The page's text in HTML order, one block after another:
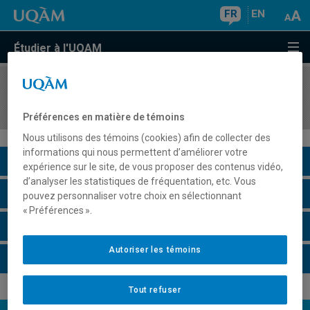
FR EN
Étudier à l'UQAM
COURS//
Description du cours
Horaire - Été 2026
Préférences en matière de témoins
Nous utilisons des témoins (cookies) afin de collecter des
informations qui nous permettent d’améliorer votre
expérience sur le site, de vous proposer des contenus vidéo,
d’analyser les statistiques de fréquentation, etc. Vous
pouvez personnaliser votre choix en sélectionnant
« Préférences ».
Tout refuser
Autoriser les témoins